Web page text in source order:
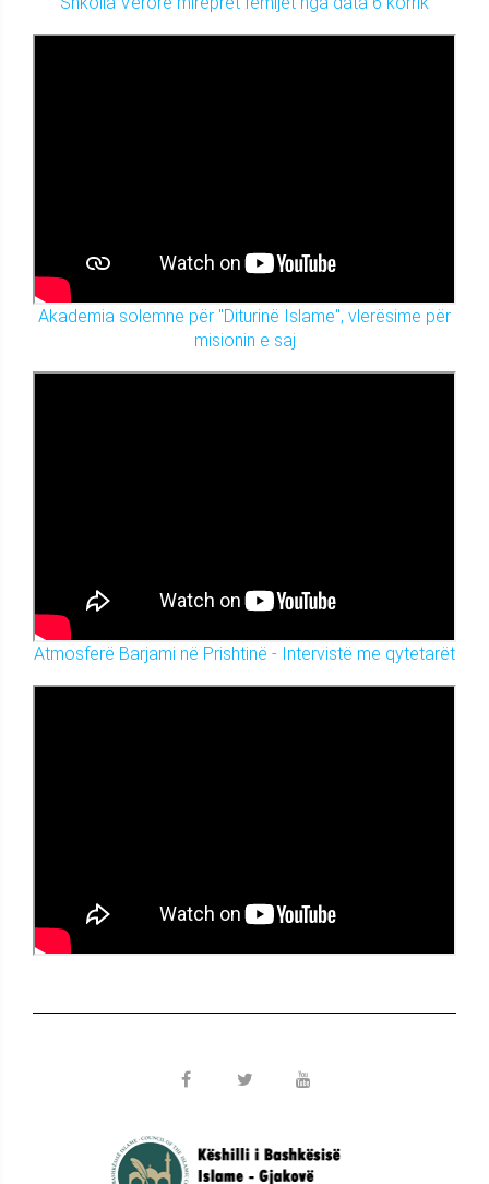
Akademia solemne për "Diturinë Islame", vlerësime për
misionin e saj
Atmosferë Barjami në Prishtinë - Intervistë me qytetarët